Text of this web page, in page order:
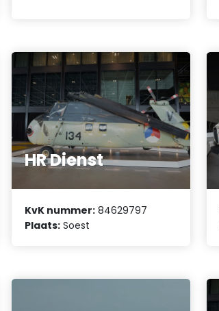
HR Dienst
KvK nummer: 84629797
Plaats: Soest